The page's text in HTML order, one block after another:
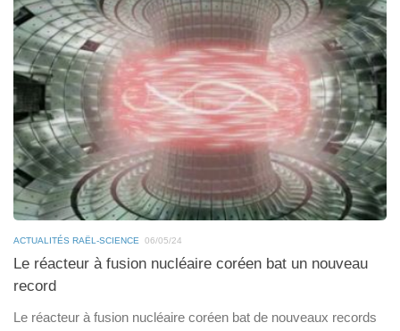
ACTUALITÉS RAËL-SCIENCE 06/05/24
Le réacteur à fusion nucléaire coréen bat un nouveau
record
Le réacteur à fusion nucléaire coréen bat de nouveaux records